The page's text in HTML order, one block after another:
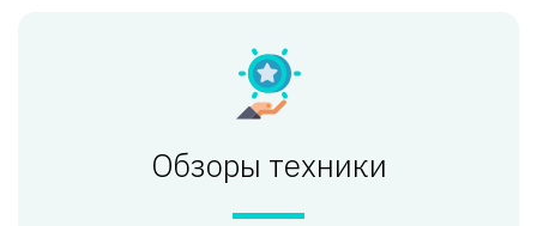
Обзоры техники